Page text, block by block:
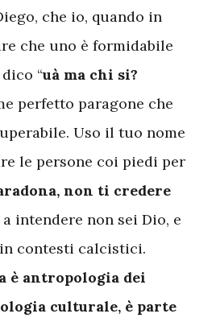
che io, quando in
che uno è formidabile
“uà ma chi si?
perfetto paragone che
Uso il tuo nome
le persone coi piedi per
non ti credere
a intendere non sei Dio, e
contesti calcistici.
è antropologia dei
culturale, è parte